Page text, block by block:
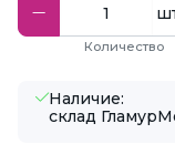
Количество
Наличие:
склад